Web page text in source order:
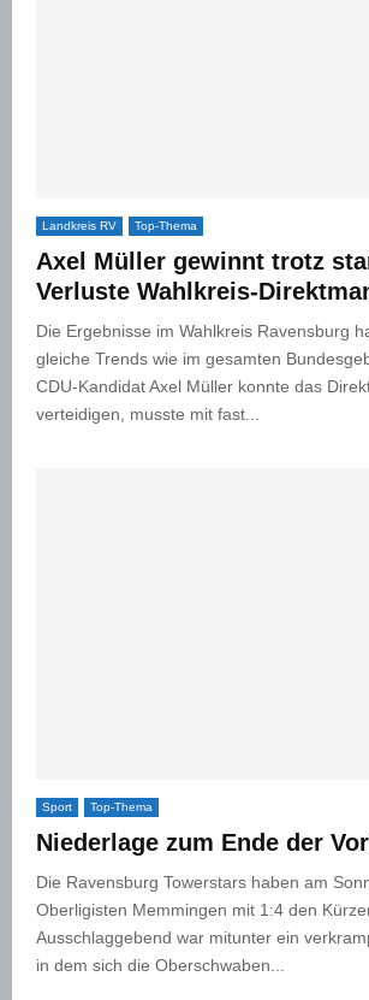
Landkreis RV Top-Thema
Axel Müller gewinnt trotz
Verluste Wahlkreis-
Die Ergebnisse im Wahlkreis Ravensburg
gleiche Trends wie im gesamten
CDU-Kandidat Axel Müller konnte das
verteidigen, musste mit fast...
Sport Top-Thema
Niederlage zum Ende der
Die Ravensburg Towerstars haben am
Oberligisten Memmingen mit 1:4 den
Ausschlaggebend war mitunter ein
in dem sich die Oberschwaben...